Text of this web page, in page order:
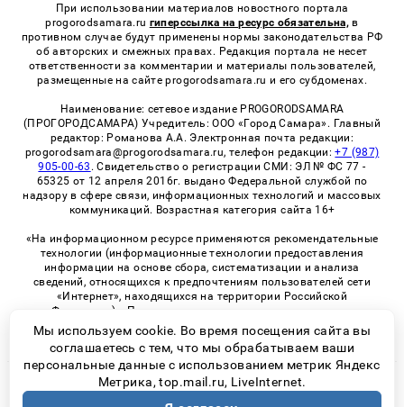
При использовании материалов новостного портала
progorodsamara.ru гиперссылка на ресурс обязательна, в
противном случае будут применены нормы законодательства РФ
об авторских и смежных правах. Редакция портала не несет
ответственности за комментарии и материалы пользователей,
размещенные на сайте progorodsamara.ru и его субдоменах.
Наименование: сетевое издание PROGORODSAMARA
(ПРОГОРОДСАМАРА) Учредитель: ООО «Город Самара». Главный
редактор: Романова А.А. Электронная почта редакции:
progorodsamara@progorodsamara.ru, телефон редакции:+7 (987)
905-00-63 . Свидетельство о регистрации СМИ: ЭЛ № ФС 77 -
65325 от 12 апреля 2016г. выдано Федеральной службой по
надзору в сфере связи, информационных технологий и массовых
коммуникаций. Возрастная категория сайта 16+
«На информационном ресурсе применяются рекомендательные
технологии (информационные технологии предоставления
информации на основе сбора, систематизации и анализа
сведений, относящихся к предпочтениям пользователей сети
«Интернет», находящихся на территории Российской
Федерации)». Правила применения рекомендательных
технологий в виджетах рекламно-обменной сети
«СМИ2» (PDF)
© 2026 «ProGorodSamara» | Все права защищены
Мы используем cookie. Во время посещения сайта вы
соглашаетесь с тем, что мы обрабатываем ваши
персональные данные с использованием метрик Яндекс
Метрика, top.mail.ru, LiveInternet.